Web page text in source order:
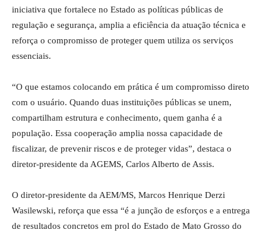
iniciativa que fortalece no Estado as políticas públicas de
regulação e segurança, amplia a eficiência da atuação técnica e
reforça o compromisso de proteger quem utiliza os serviços
essenciais.
“O que estamos colocando em prática é um compromisso direto
com o usuário. Quando duas instituições públicas se unem,
compartilham estrutura e conhecimento, quem ganha é a
população. Essa cooperação amplia nossa capacidade de
fiscalizar, de prevenir riscos e de proteger vidas”, destaca o
diretor-presidente da AGEMS, Carlos Alberto de Assis.
O diretor-presidente da AEM/MS, Marcos Henrique Derzi
Wasilewski, reforça que essa “é a junção de esforços e a entrega
de resultados concretos em prol do Estado de Mato Grosso do